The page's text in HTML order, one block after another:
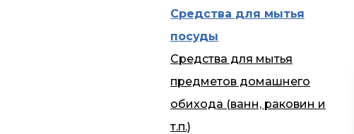
Средства для мытья
посуды
Средства для мытья
предметов домашнего
обихода (ванн, раковин и
т.п.)